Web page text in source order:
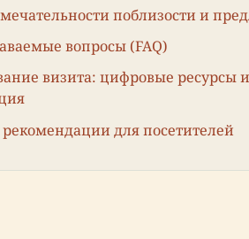
поблизости и
вопросы (FAQ)
визита: цифровые ресурсы
для посетителей